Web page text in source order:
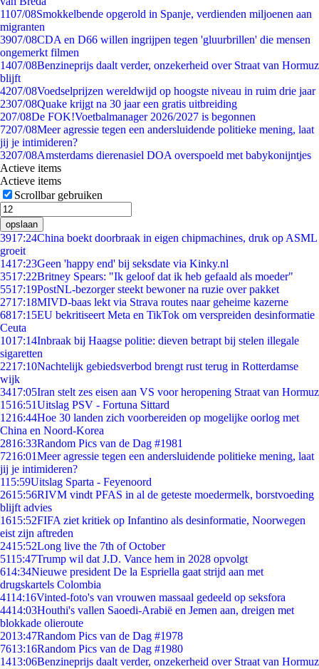
1107/08Smokkelbende opgerold in Spanje, verdienden miljoenen aan
migranten
3907/08CDA en D66 willen ingrijpen tegen 'gluurbrillen' die mensen
ongemerkt filmen
1407/08Benzineprijs daalt verder, onzekerheid over Straat van Hormuz
blijft
4207/08Voedselprijzen wereldwijd op hoogste niveau in ruim drie jaar
2307/08Quake krijgt na 30 jaar een gratis uitbreiding
207/08De FOK!Voetbalmanager 2026/2027 is begonnen
7207/08Meer agressie tegen een andersluidende politieke mening, laat
jij je intimideren?
3207/08Amsterdams dierenasiel DOA overspoeld met babykonijntjes
Actieve items
Actieve items
Scrollbar gebruiken
opslaan
3917:24China boekt doorbraak in eigen chipmachines, druk op ASML
groeit
1417:23Geen 'happy end' bij seksdate via Kinky.nl
3517:22Britney Spears: "Ik geloof dat ik heb gefaald als moeder"
5517:19PostNL-bezorger steekt bewoner na ruzie over pakket
2717:18MIVD-baas lekt via Strava routes naar geheime kazerne
6817:15EU bekritiseert Meta en TikTok om verspreiden desinformatie
Ceuta
1017:14Inbraak bij Haagse politie: dieven betrapt bij stelen illegale
sigaretten
2217:10Nachtelijk gebiedsverbod brengt rust terug in Rotterdamse
wijk
3417:05Iran stelt zes eisen aan VS voor heropening Straat van Hormuz
1516:51Uitslag PSV - Fortuna Sittard
1216:44Hoe 30 landen zich voorbereiden op mogelijke oorlog met
China en Noord-Korea
2816:33Random Pics van de Dag #1981
7216:01Meer agressie tegen een andersluidende politieke mening, laat
jij je intimideren?
115:59Uitslag Sparta - Feyenoord
2615:56RIVM vindt PFAS in al de geteste moedermelk, borstvoeding
blijft advies
1615:52FIFA ziet kritiek op Infantino als desinformatie, Noorwegen
eist zijn aftreden
2415:52Long live the 7th of October
5115:47Trump wil dat J.D. Vance hem in 2028 opvolgt
614:34Nieuwe president De la Espriella gaat strijd aan met
drugskartels Colombia
4114:16Vinted-foto's van vrouwen massaal gedeeld op seksfora
4414:03Houthi's vallen Saoedi-Arabië en Jemen aan, dreigen met
blokkade olieroute
2013:47Random Pics van de Dag #1978
7613:16Random Pics van de Dag #1980
1413:06Benzineprijs daalt verder, onzekerheid over Straat van Hormuz